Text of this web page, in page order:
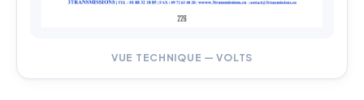
VUE TECHNIQUE — VOLTS